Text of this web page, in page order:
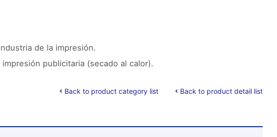
de la impresión.
publicitaria (secado al calor).
Back to product category list Back to product detail list